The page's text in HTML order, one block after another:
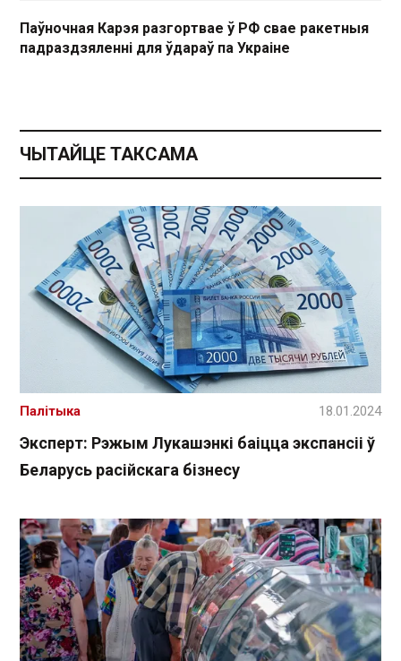
Паўночная Карэя разгортвае ў РФ свае ракетныя
падраздзяленні для ўдараў па Украіне
ЧЫТАЙЦЕ ТАКСАМА
Эксперт: Рэжым Лукашэнкі баіцца экспансіі ў
Беларусь расійскага бізнесу
Палітыка 18.01.2024